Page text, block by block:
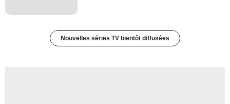
Nouvelles séries TV bientôt diffusées